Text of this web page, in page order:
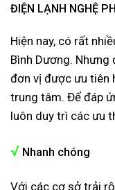
ĐIỆN LẠNH NGHỆ
Hiện nay, có rất
Bình Dương. Nhưng
đơn vị được ưu tiên
trung tâm. Để đáp
luôn duy trì các ưu
√ Nhanh chóng
Với các cơ sở trải